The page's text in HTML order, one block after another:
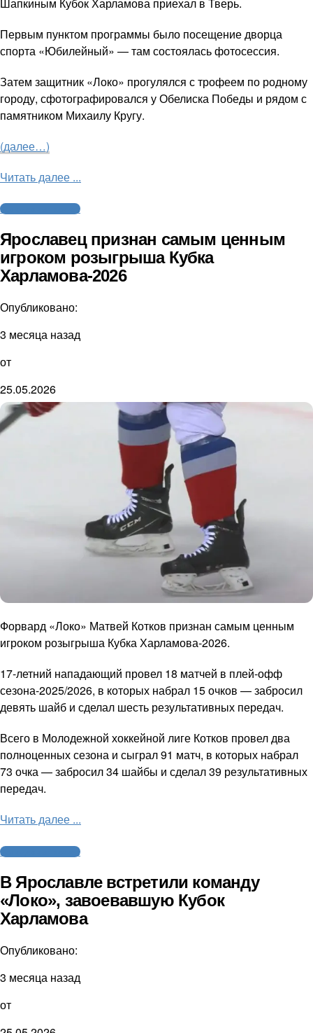
Первым пунктом программы было посещение дворца
спорта «Юбилейный» — там состоялась фотосессия.
Затем защитник «Локо» прогулялся с трофеем по родному
городу, сфотографировался у Обелиска Победы и рядом с
памятником Михаилу Кругу.
(далее…)
Читать далее ...
Молодежный хоккей
Ярославец признан самым ценным
игроком розыгрыша Кубка
Харламова-2026
Опубликовано:
3 месяца назад
от
25.05.2026
Форвард «Локо» Матвей Котков признан самым ценным
игроком розыгрыша Кубка Харламова-2026.
17-летний нападающий провел 18 матчей в плей-офф
сезона-2025/2026, в которых набрал 15 очков — забросил
девять шайб и сделал шесть результативных передач.
Всего в Молодежной хоккейной лиге Котков провел два
полноценных сезона и сыграл 91 матч, в которых набрал
73 очка — забросил 34 шайбы и сделал 39 результативных
передач.
Читать далее ...
Молодежный хоккей
В Ярославле встретили команду
«Локо», завоевавшую Кубок
Харламова
Опубликовано:
3 месяца назад
от